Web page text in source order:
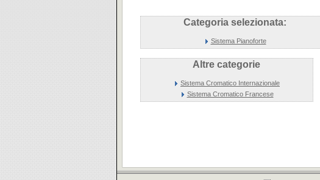
Categoria selezionata:
Sistema Pianoforte
Altre categorie
Sistema Cromatico Internazionale
Sistema Cromatico Francese